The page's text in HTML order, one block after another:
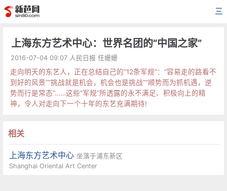
三
上海东方艺术中心：世界名团的“中国之家”
2016-07-04 09:07 人民日报 任姗姗
走向明天的东艺人，正在总结自己的“12条军规”：“容易走的路看不
到好的风景”“挑战就是机会，机会也是挑战”“顺势而为抓机遇，逆
势而行是常态”……这些“军规”所透露的永不满足、积极向上的精
神，令人对走向下一个十年的东艺充满期待!
相关
上海东方艺术中心坐落于浦东新区
Shanghai Oriental Art Center